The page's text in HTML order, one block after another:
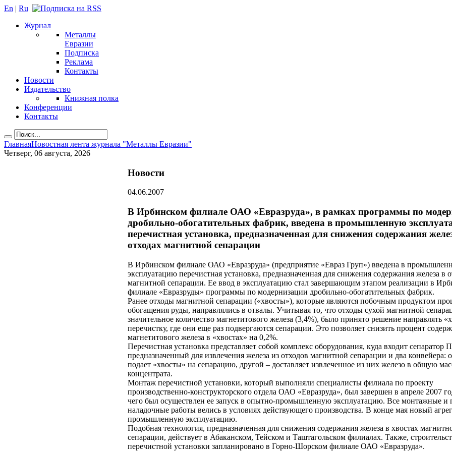
En | Ru
Журнал
Металлы
Евразии
Подписка
Реклама
Контакты
Новости
Издательство
Книжная полка
Конференции
Контакты
ГлавнаяНовостная лента журнала "Металлы Евразии"
Четверг, 06 августа, 2026
Новости
04.06.2007
В Ирбинском филиале ОАО «Евразруда», в рамках программы по
дробильно-обогатительных фабрик, введена в промышленную
перечистная установка, предназначенная для снижения содержания
отходах магнитной сепарации
В Ирбинском филиале ОАО «Евразруда» (предприятие «Евраз Груп») введена в
эксплуатацию перечистная установка, предназначенная для снижения содержания железа в
магнитной сепарации. Ее ввод в эксплуатацию стал завершающим этапом реализации в
филиале «Евразруды» программы по модернизации дробильно-обогатительных фабрик.
Ранее отходы магнитной сепарации («хвосты»), которые являются побочным продуктом
обогащения руды, направлялись в отвалы. Учитывая то, что отходы сухой магнитной
значительное количество магнетитового железа (3,4%), было принято решение направлять
перечистку, где они еще раз подвергаются сепарации. Это позволяет снизить процент
магнетитового железа в «хвостах» на 0,2%.
Перечистная установка представляет собой комплекс оборудования, куда входит сепаратор
предназначенный для извлечения железа из отходов магнитной сепарации и два конвейера:
подает «хвосты» на сепарацию, другой – доставляет извлеченное из них железо в общую
концентрата.
Монтаж перечистной установки, который выполняли специалисты филиала по проекту
производственно-конструкторского отдела ОАО «Евразруда», был завершен в апреле 2007
чего был осуществлен ее запуск в опытно-промышленную эксплуатацию. Все монтажные и
наладочные работы велись в условиях действующего производства. В конце мая новый
промышленную эксплуатацию.
Подобная технология, предназначенная для снижения содержания железа в хвостах
сепарации, действует в Абаканском, Тейском и Таштагольском филиалах. Также,
перечистной установки запланировано в Горно-Шорском филиале ОАО «Евразруда».